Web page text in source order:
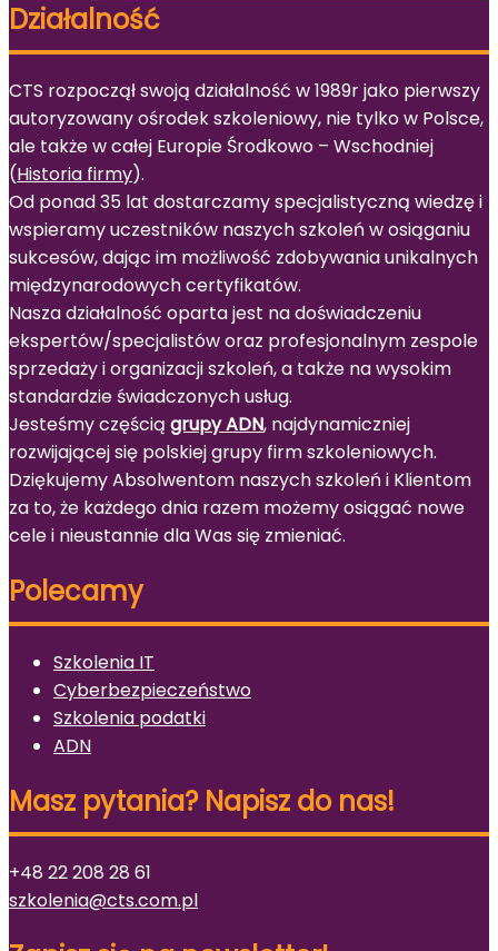
Działalność
CTS rozpoczął swoją działalność w 1989r jako pierwszy
autoryzowany ośrodek szkoleniowy, nie tylko w Polsce,
ale także w całej Europie Środkowo – Wschodniej
(Historia firmy).
Od ponad 35 lat dostarczamy specjalistyczną wiedzę i
wspieramy uczestników naszych szkoleń w osiąganiu
sukcesów, dając im możliwość zdobywania unikalnych
międzynarodowych certyfikatów.
Nasza działalność oparta jest na doświadczeniu
ekspertów/specjalistów oraz profesjonalnym zespole
sprzedaży i organizacji szkoleń, a także na wysokim
standardzie świadczonych usług.
Jesteśmy częścią grupy ADN, najdynamiczniej
rozwijającej się polskiej grupy firm szkoleniowych.
Dziękujemy Absolwentom naszych szkoleń i Klientom
za to, że każdego dnia razem możemy osiągać nowe
cele i nieustannie dla Was się zmieniać.
Polecamy
Szkolenia IT
Cyberbezpieczeństwo
Szkolenia podatki
ADN
Masz pytania? Napisz do nas!
+48 22 208 28 61
szkolenia@cts.com.pl